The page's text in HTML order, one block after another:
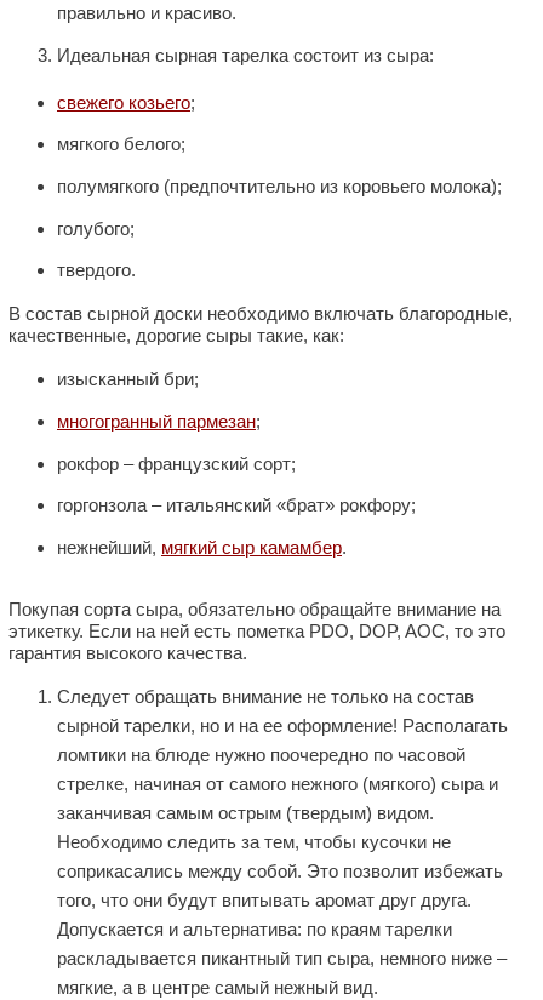
правильно и красиво.
Идеальная сырная тарелка состоит из сыра:
свежего козьего;
мягкого белого;
полумягкого (предпочтительно из коровьего молока);
голубого;
твердого.
В состав сырной доски необходимо включать благородные,
качественные, дорогие сыры такие, как:
изысканный бри;
многогранный пармезан;
рокфор – французский сорт;
горгонзола – итальянский «брат» рокфору;
нежнейший, мягкий сыр камамбер.
Покупая сорта сыра, обязательно обращайте внимание на
этикетку. Если на ней есть пометка PDO, DOP, AOC, то это
гарантия высокого качества.
Следует обращать внимание не только на состав
сырной тарелки, но и на ее оформление! Располагать
ломтики на блюде нужно поочередно по часовой
стрелке, начиная от самого нежного (мягкого) сыра и
заканчивая самым острым (твердым) видом.
Необходимо следить за тем, чтобы кусочки не
соприкасались между собой. Это позволит избежать
того, что они будут впитывать аромат друг друга.
Допускается и альтернатива: по краям тарелки
раскладывается пикантный тип сыра, немного ниже –
мягкие, а в центре самый нежный вид.